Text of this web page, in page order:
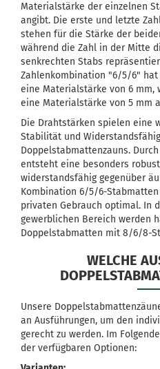
Materialstärke der einzelnen
angibt. Die erste und letzte
stehen für die Stärke der
während die Zahl in der Mitte
senkrechten Stabs
Zahlenkombination "6/5/6"
eine Materialstärke von 6 mm,
eine Materialstärke von 5 mm
Die Drahtstärken spielen eine
Stabilität und
Doppelstabmattenzauns.
entsteht eine besonders
widerstandsfähig gegenüber
Kombination 6/5/6-
privaten Gebrauch optimal. In
gewerblichen Bereich werden
Doppelstabmatten mit 8/6/8-
WELCHE
Unsere
an Ausführungen, um den
gerecht zu werden. Im
der verfügbaren Optionen: